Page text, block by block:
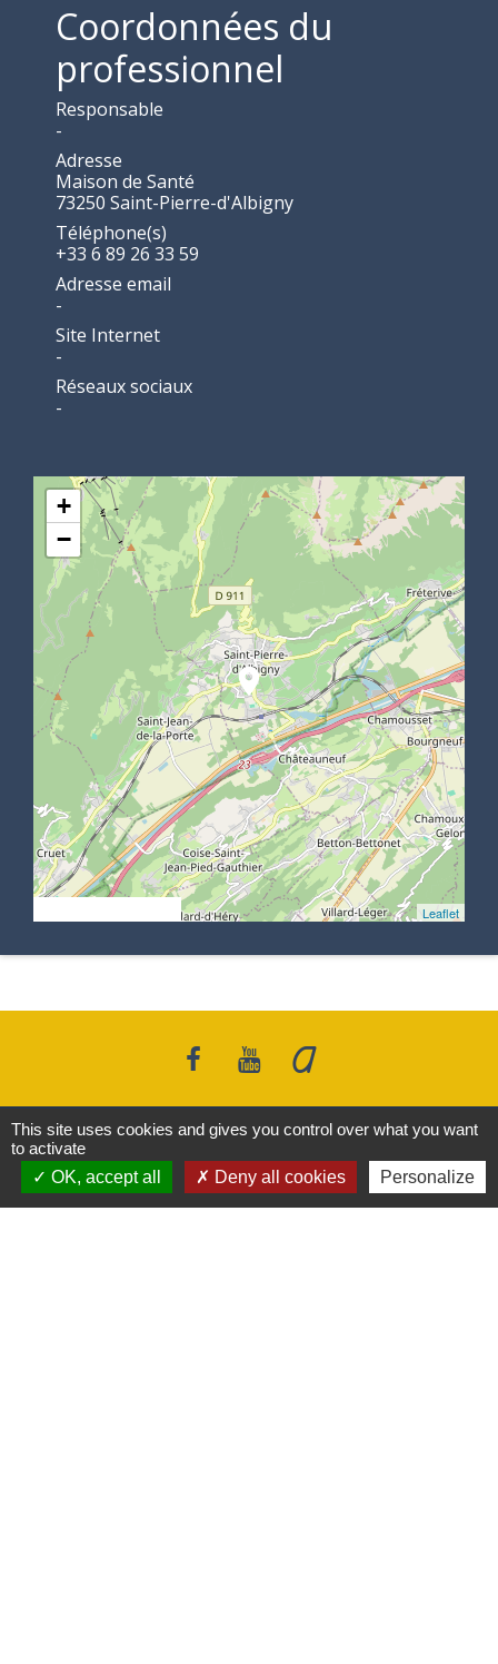
Coordonnées du
professionnel
Responsable
-
Adresse
Maison de Santé
73250 Saint-Pierre-d'Albigny
Téléphone(s)
+33 6 89 26 33 59
Adresse email
-
Site Internet
-
Réseaux sociaux
-
location_on
+
−
Leaflet
Contacts
Commune de Saint-Pierre d’Albigny
This site uses cookies and gives you control over what you want
to activate
OK, accept all
Deny all cookies Personalize